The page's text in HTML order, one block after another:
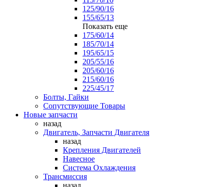
125/90/16
155/65/13
Показать еще
175/60/14
185/70/14
195/65/15
205/55/16
205/60/16
215/60/16
225/45/17
Болты, Гайки
Сопутствующие Товары
Новые запчасти
назад
Двигатель, Запчасти Двигателя
назад
Крепления Двигателей
Навесное
Система Охлаждения
Трансмиссия
назад